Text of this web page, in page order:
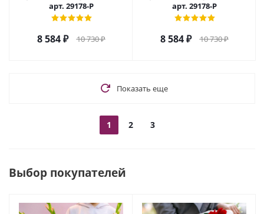
арт. 29178-Р
8 584₽ 10 730₽
арт. 29178-Р
8 584₽ 10 730₽
Показать еще
1 2 3
Выбор покупателей